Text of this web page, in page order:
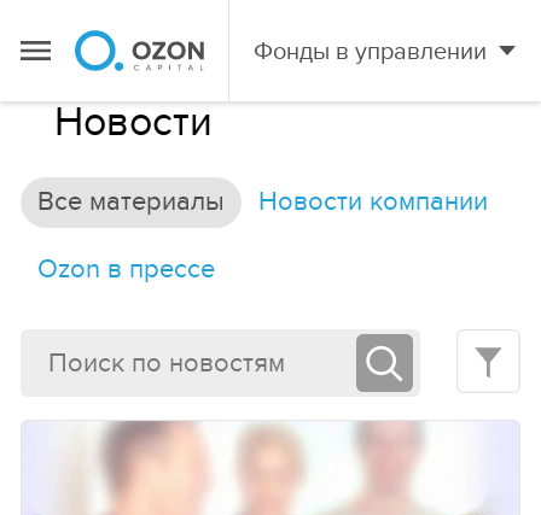
Фонды в управлении
Новости
Все материалы Новости компании
Ozon в прессе